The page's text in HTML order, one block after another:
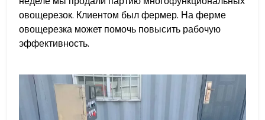
овощерезок. Клиентом был фермер. На ферме
овощерезка может помочь повысить рабочую
эффективность.